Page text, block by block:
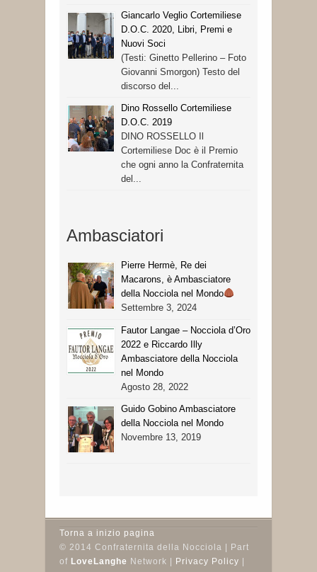
Giancarlo Veglio Cortemiliese
D.O.C. 2020, Libri, Premi e
Nuovi Soci
(Testi: Ginetto Pellerino – Foto
Giovanni Smorgon) Testo del
discorso del...
Dino Rossello Cortemiliese
D.O.C. 2019
DINO ROSSELLO Il
Cortemiliese Doc è il Premio
che ogni anno la Confraternita
del...
Ambasciatori
Pierre Hermè, Re dei
Macarons, è Ambasciatore
della Nocciola nel Mondo
Settembre 3, 2024
Fautor Langae – Nocciola d’Oro
2022 e Riccardo Illy
Ambasciatore della Nocciola
nel Mondo
Agosto 28, 2022
Guido Gobino Ambasciatore
della Nocciola nel Mondo
Novembre 13, 2019
Torna a inizio pagina
© 2014 Confraternita della Nocciola | Part
of LoveLanghe Network | Privacy Policy |